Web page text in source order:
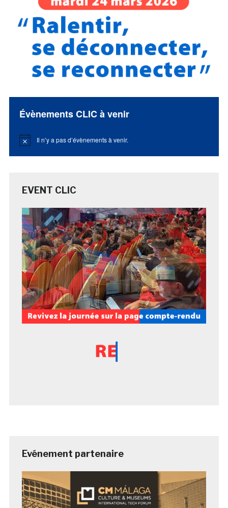
Évènements CLIC à venir
Notice Il n’y a pas d’évènements à venir.
EVENT CLIC
Evénement partenaire